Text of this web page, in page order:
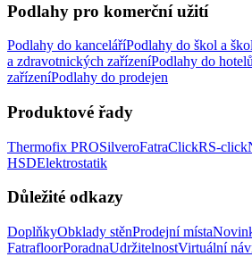
Podlahy pro komerční užití
Podlahy do kanceláříPodlahy do škol a
a zdravotnických zařízeníPodlahy do
zařízeníPodlahy do prodejen
Produktové řady
Thermofix PROSilveroFatraClickRS-click
HSDElektrostatik
Důležité odkazy
DoplňkyObklady stěnProdejní místa
FatrafloorPoradnaUdržitelnostVirtuální